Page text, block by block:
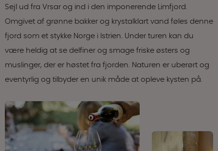
Sejl ud fra Vrsar og ind i den imponerende Limfjord.
Omgivet af grønne bakker og krystalklart vand føles denne
fjord som et stykke Norge i Istrien. Under turen kan du
være heldig at se delfiner og smage friske østers og
muslinger, der er høstet fra fjorden. Naturen er uberørt og
eventyrlig og tilbyder en unik måde at opleve kysten på.